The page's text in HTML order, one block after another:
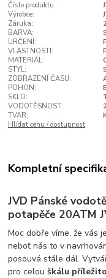
Číslo produktu:
Výrobce:
Záruka:
BARVA:
URČENÍ:
VLASTNOSTI:
MATERIÁL:
STYL:
ZOBRAZENÍ ČASU:
POHON:
SKLO:
VODOTĚSNOST:
TVAR:
Hlídat cenu / dostupnost
Kompletní
JVD Pánské
potapěče 20ATM
Moc dobře víme, že vás
neboť nás to v
posouvá stále dál.
pro celouškálu